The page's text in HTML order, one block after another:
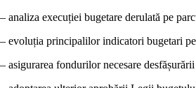
– analiza execuției bugetare derulată pe
– evoluția principalilor indicatori bugetari
– asigurarea fondurilor necesare